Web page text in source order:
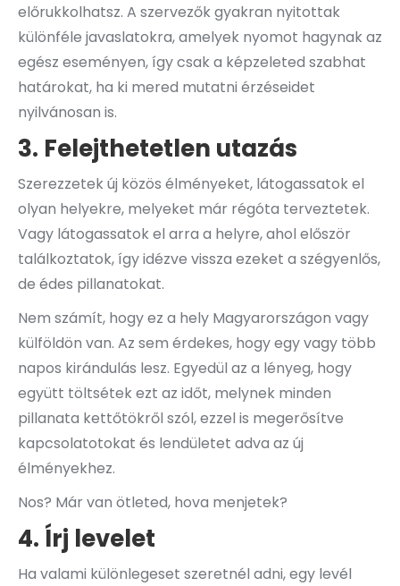
előrukkolhatsz. A szervezők gyakran nyitottak
különféle javaslatokra, amelyek nyomot hagynak az
egész eseményen, így csak a képzeleted szabhat
határokat, ha ki mered mutatni érzéseidet
nyilvánosan is.
3. Felejthetetlen utazás
Szerezzetek új közös élményeket, látogassatok el
olyan helyekre, melyeket már régóta terveztetek.
Vagy látogassatok el arra a helyre, ahol először
találkoztatok, így idézve vissza ezeket a szégyenlős,
de édes pillanatokat.
Nem számít, hogy ez a hely Magyarországon vagy
külföldön van. Az sem érdekes, hogy egy vagy több
napos kirándulás lesz. Egyedül az a lényeg, hogy
együtt töltsétek ezt az időt, melynek minden
pillanata kettőtökről szól, ezzel is megerősítve
kapcsolatotokat és lendületet adva az új
élményekhez.
Nos? Már van ötleted, hova menjetek?
4. Írj levelet
Ha valami különlegeset szeretnél adni, egy levél